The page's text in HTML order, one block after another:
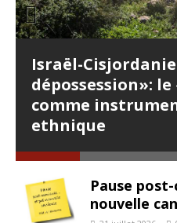
Israël-
dépossession»:
comme
ethnique
Prev
Pause
nouvelle